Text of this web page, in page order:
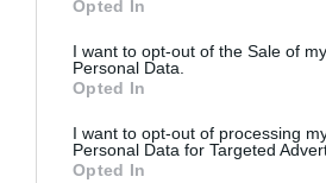
use your data for below specified
consent section.
Opted In
I want to opt-out of the Sale of my
Personal Data.
Opted In
I want to opt-out of processing
Personal Data for Targeted
Opted In
Στρόφιλα – που ανακάλυψε η
υιοθετήσαμεκαι το κάναμε
όχι μόνο. Στα 11 χρόνια της δράσης
σε οικολογικές πομφόλυγες και
την ιστορία και για τον πολιτισμό